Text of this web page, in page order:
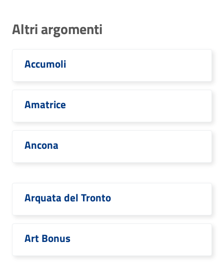
Altri argomenti
Accumoli
Amatrice
Ancona
Arquata del Tronto
Art Bonus